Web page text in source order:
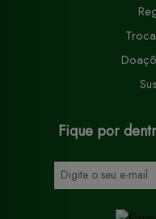
Fique por